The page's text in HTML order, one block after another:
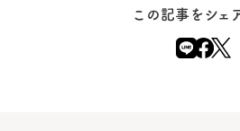
この記事をシェ